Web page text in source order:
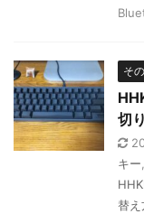
そ
切
キー
替